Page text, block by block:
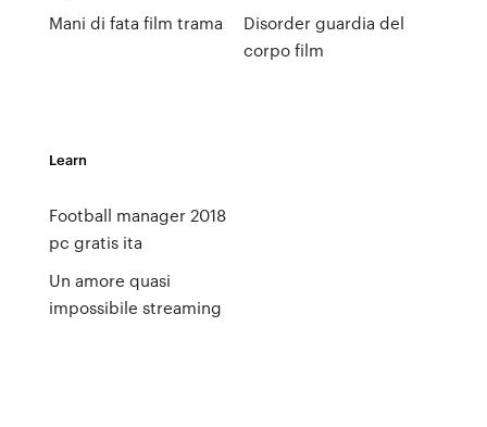
Mani di fata film trama
Disorder guardia del
corpo film
Learn
Football manager 2018
pc gratis ita
Un amore quasi
impossibile streaming